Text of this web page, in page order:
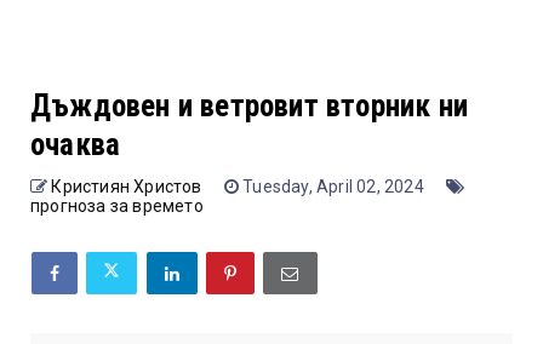
Дъждовен и ветровит вторник ни
очаква
Кристиян Христов
Tuesday, April 02, 2024
прогноза за времето